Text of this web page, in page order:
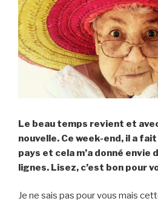
Le beau temps revient et
nouvelle. Ce week-end, il a
pays et cela m’a donné envie
lignes. Lisez, c’est bon pour
Je ne sais pas pour vous mais